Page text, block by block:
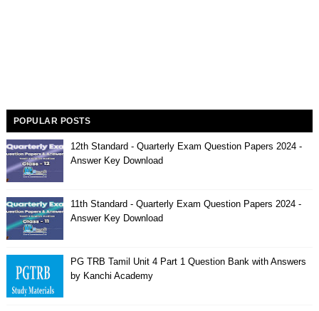
POPULAR POSTS
12th Standard - Quarterly Exam Question Papers 2024 -
Answer Key Download
11th Standard - Quarterly Exam Question Papers 2024 -
Answer Key Download
PG TRB Tamil Unit 4 Part 1 Question Bank with Answers
by Kanchi Academy